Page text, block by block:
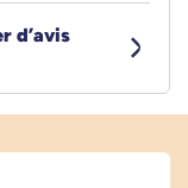
d’avis